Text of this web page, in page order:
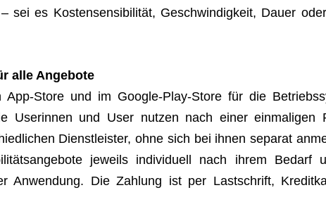
sei es Kos­ten­sen­si­bi­li­tät, Geschwin­dig­keit, Dauer
alle Angebote
App-Store und im Google-Play-Store für die
Use­rin­nen und User nut­zen nach einer ein­ma­li­gen
Dienst­leis­ter, ohne sich bei ihnen sepa­rat
jeweils indi­vi­du­ell nach ihrem Bedarf
Anwen­dung. Die Zah­lung ist per Last­schrift,